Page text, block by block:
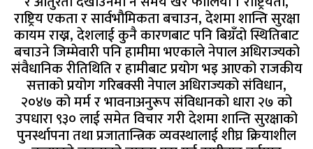
राष्ट्रिय एकता र सार्वभौमिकता बचाउन, देशमा शान्ति सुरक्षा
कायम राख्न, देशलाई कुनै कारणबाट पनि बिग्रँदो स्थितिबाट
बचाउने जिम्मेवारी पनि हामीमा भएकाले नेपाल अधिराज्यको
संवैधानिक रीतिथिति र हामीबाट प्रयोग भइ आएको राजकीय
सत्ताको प्रयोग गरिबक्सी नेपाल अधिराज्यको संविधान,
२०४७ को मर्म र भावनाअनुरूप संविधानको धारा २७ को
उपधारा ९३० लाई समेत विचार गरी देशमा शान्ति सुरक्षाको
पुनर्स्थापना तथा प्रजातान्त्रिक व्यवस्थालाई शीघ्र क्रियाशील